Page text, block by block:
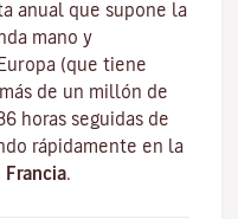
anual que supone la
mano y
(que tiene
de un millón de
horas seguidas de
rápidamente en la
Francia.